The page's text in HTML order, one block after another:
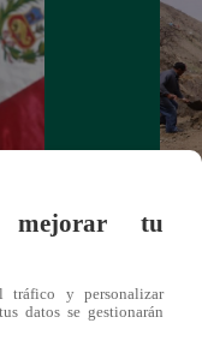
Las
mejorar tu
tráfico y personalizar
datos se gestionarán